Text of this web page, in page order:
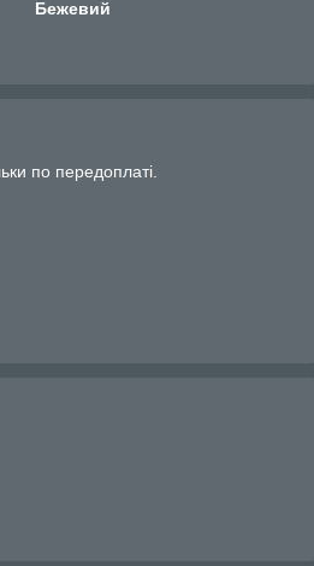
Бежевий
по передоплаті.